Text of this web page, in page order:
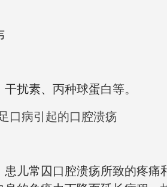
扰素、丙种球蛋白等。
口病引起的口腔溃疡
患儿常囚口腔溃疡所致的疼